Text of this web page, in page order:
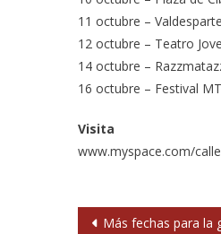
11 octubre –
12 octubre – Teatro
14 octubre –
16 octubre – Festival
Visita
www.myspace.com/
Navegación
Más fechas para la gira de M-